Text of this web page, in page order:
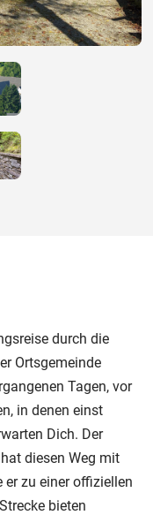
durch die
Ortsgemeinde
Tagen, vor
in denen einst
Dich. Der
diesen Weg mit
zu einer offiziellen
bieten